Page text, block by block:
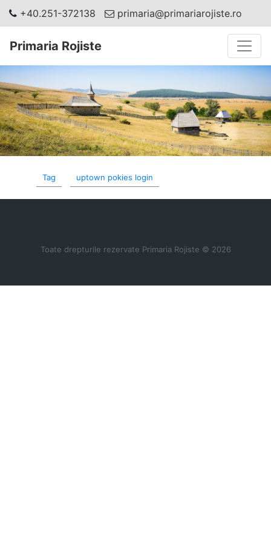
+40.251-372138 primaria@primariarojiste.ro
Primaria Rojiste
Tag uptown pokies login
Toate drepturile rezervate Primaria Rojiste © 2026